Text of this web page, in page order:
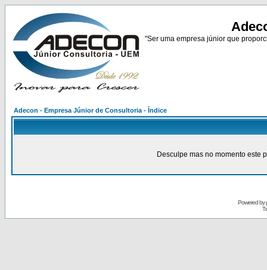
"Ser uma empresa júnior que
Adecon - Empresa Júnior de Consultoria - Índice
Desculpe mas no momento este
Powered by